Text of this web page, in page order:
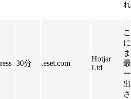
30分 .eset.com
Hotjar
Ltd